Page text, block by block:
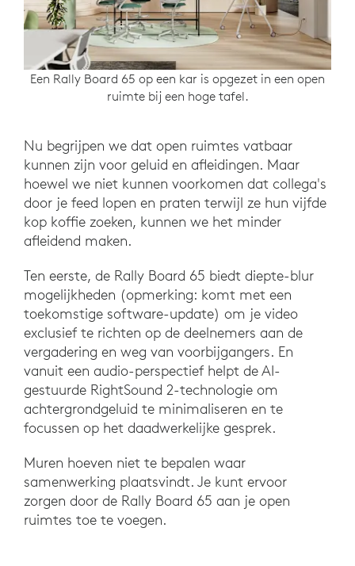
Een Rally Board 65 op een kar is opgezet in een open
ruimte bij een hoge tafel.
Nu begrijpen we dat open ruimtes vatbaar
kunnen zijn voor geluid en afleidingen. Maar
hoewel we niet kunnen voorkomen dat collega's
door je feed lopen en praten terwijl ze hun vijfde
kop koffie zoeken, kunnen we het minder
afleidend maken.
Ten eerste, de Rally Board 65 biedt diepte-blur
mogelijkheden (opmerking: komt met een
toekomstige software-update) om je video
exclusief te richten op de deelnemers aan de
vergadering en weg van voorbijgangers. En
vanuit een audio-perspectief helpt de AI-
gestuurde RightSound 2-technologie om
achtergrondgeluid te minimaliseren en te
focussen op het daadwerkelijke gesprek.
Muren hoeven niet te bepalen waar
samenwerking plaatsvindt. Je kunt ervoor
zorgen door de Rally Board 65 aan je open
ruimtes toe te voegen.